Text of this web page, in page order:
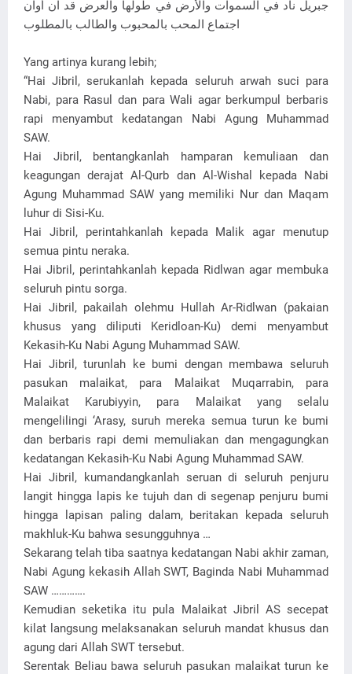
جبريل ناد في السموات والأرض في طولها والعرض قد آن أوان
اجتماع المحب بالمحبوب والطالب بالمطلوب
Yang artinya kurang lebih;
“Hai Jibril, serukanlah kepada seluruh arwah suci para
Nabi, para Rasul dan para Wali agar berkumpul berbaris
rapi menyambut kedatangan Nabi Agung Muhammad
SAW.
Hai Jibril, bentangkanlah hamparan kemuliaan dan
keagungan derajat Al-Qurb dan Al-Wishal kepada Nabi
Agung Muhammad SAW yang memiliki Nur dan Maqam
luhur di Sisi-Ku.
Hai Jibril, perintahkanlah kepada Malik agar menutup
semua pintu neraka.
Hai Jibril, perintahkanlah kepada Ridlwan agar membuka
seluruh pintu sorga.
Hai Jibril, pakailah olehmu Hullah Ar-Ridlwan (pakaian
khusus yang diliputi Keridloan-Ku) demi menyambut
Kekasih-Ku Nabi Agung Muhammad SAW.
Hai Jibril, turunlah ke bumi dengan membawa seluruh
pasukan malaikat, para Malaikat Muqarrabin, para
Malaikat Karubiyyin, para Malaikat yang selalu
mengelilingi ‘Arasy, suruh mereka semua turun ke bumi
dan berbaris rapi demi memuliakan dan mengagungkan
kedatangan Kekasih-Ku Nabi Agung Muhammad SAW.
Hai Jibril, kumandangkanlah seruan di seluruh penjuru
langit hingga lapis ke tujuh dan di segenap penjuru bumi
hingga lapisan paling dalam, beritakan kepada seluruh
makhluk-Ku bahwa sesungguhnya …
Sekarang telah tiba saatnya kedatangan Nabi akhir zaman,
Nabi Agung kekasih Allah SWT, Baginda Nabi Muhammad
SAW ………….
Kemudian seketika itu pula Malaikat Jibril AS secepat
kilat langsung melaksanakan seluruh mandat khusus dan
agung dari Allah SWT tersebut.
Serentak Beliau bawa seluruh pasukan malaikat turun ke